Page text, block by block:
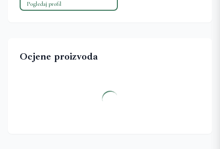
Pogledaj profil
Ocjene proizvoda